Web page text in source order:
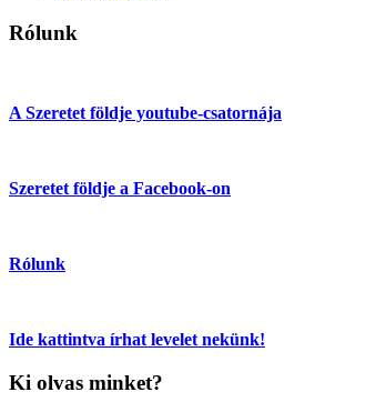
Rólunk
A Szeretet földje youtube-csatornája
Szeretet földje a Facebook-on
Rólunk
Ide kattintva írhat levelet nekünk!
Ki olvas minket?